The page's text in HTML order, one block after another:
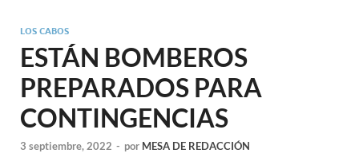
LOS CABOS
ESTÁN BOMBEROS
PREPARADOS PARA
CONTINGENCIAS
3 septiembre, 2022 - por MESA DE REDACCIÓN